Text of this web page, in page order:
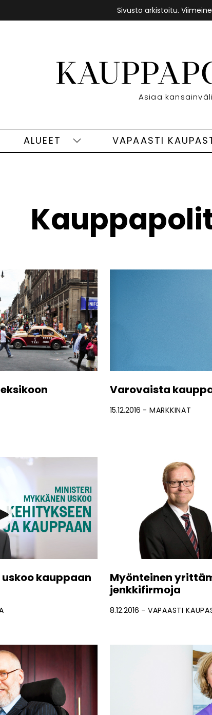
Sivusto arkistoitu.
Asiaa
ALUEET
Alueet
VAPAASTI
Varovaista
15.12.2016 MARKKINAT
kauppaan
Myönteinen
jenkkifirmoja
8.12.2016 VAPAASTI